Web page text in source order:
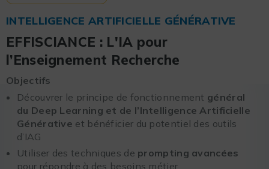
INTELLIGENCE ARTIFICIELLE GÉNÉRATIVE
EFFISCIANCE : L'IA pour
l’Enseignement Recherche
Objectifs
Découvrer le principe de fonctionnement général
du Deep Learning et de l’Intelligence Artificielle
Générative et bénéficier du potentiel des outils
d’IAG
Utiliser des techniques de prompting avancées
pour répondre à des besoins métier.